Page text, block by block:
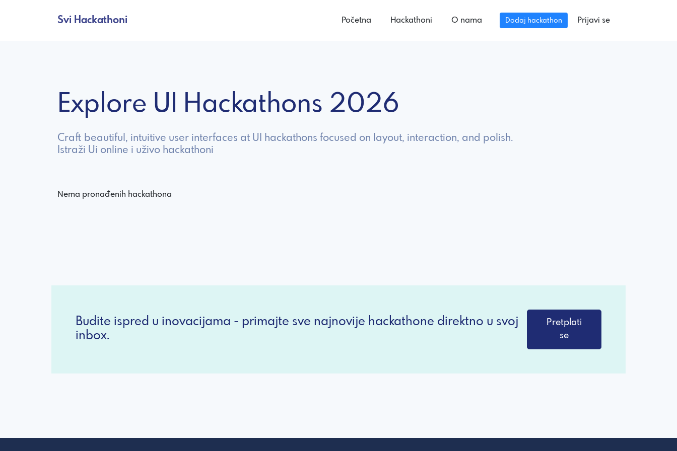
Svi Hackathoni Početna Hackathoni O nama Dodaj hackathon Prijavi se
Explore UI Hackathons 2026
Craft beautiful, intuitive user interfaces at UI hackathons focused on layout, interaction, and polish.
Istraži Ui online i uživo hackathoni
Nema pronađenih hackathona
Budite ispred u inovacijama - primajte sve najnovije hackathone direktno u svoj
inbox.
Pretplati
se